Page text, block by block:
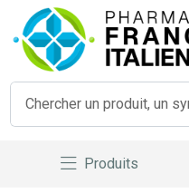
Produits